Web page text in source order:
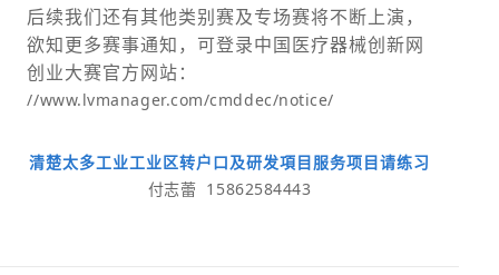
后续我们还有其他类别赛及专场赛将不断上演，
欲知更多赛事通知，可登录中国医疗器械创新网
创业大赛官方网站：
//www.lvmanager.com/cmddec/notice/
清楚太多工业工业区转户口及研发項目服务项目请练习
付志蕾 15862584443